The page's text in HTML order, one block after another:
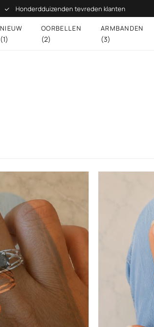
Honderdduizenden tevreden klanten
NIEUW
(1)
OORBELLEN
(2)
ARMBANDEN
(3)